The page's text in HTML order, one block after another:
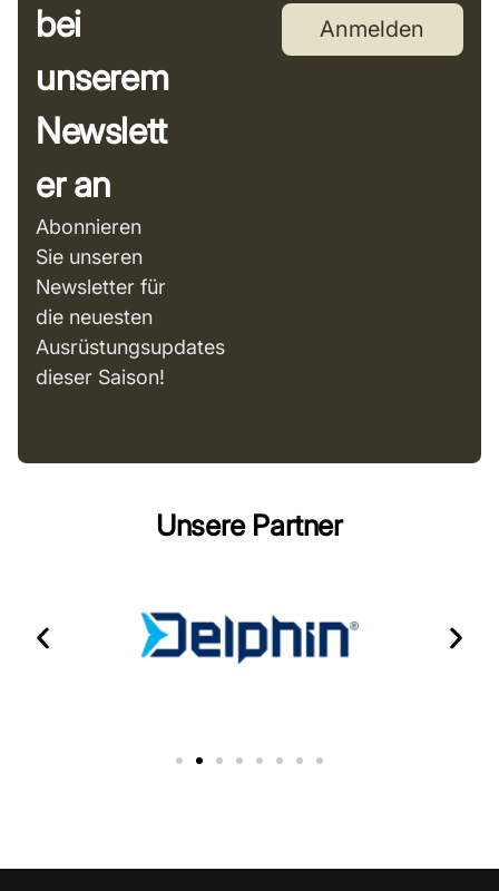
bei
unserem
Newslett
er an
Abonnieren
Sie unseren
Newsletter für
die neuesten
Ausrüstungsupdates
dieser Saison!
Anmelden
Unsere Partner